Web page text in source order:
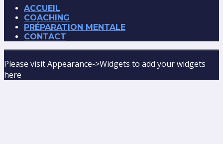
ACCUEIL
COACHING
PRÉPARATION MENTALE
CONTACT
Please visit Appearance->Widgets to add your widgets
here